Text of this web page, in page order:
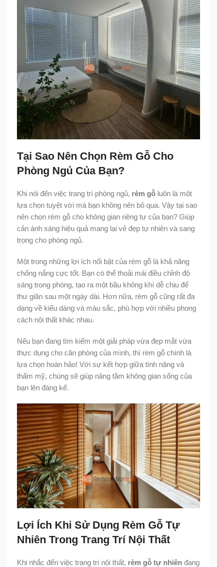
Tại Sao Nên Chọn Rèm Gỗ Cho
Phòng Ngủ Của Bạn?
Khi nói đến việc trang trí phòng ngủ, rèm gỗ luôn là một
lựa chọn tuyệt vời mà bạn không nên bỏ qua. Vậy tại sao
nên chọn rèm gỗ cho không gian riêng tư của bạn? Giúp
cản ánh sáng hiệu quả mang lại vẻ đẹp tự nhiên và sang
trọng cho phòng ngủ.
Một trong những lợi ích nổi bật của rèm gỗ là khả năng
chống nắng cực tốt. Bạn có thể thoải mái điều chỉnh độ
sáng trong phòng, tạo ra một bầu không khí dễ chịu để
thư giãn sau một ngày dài. Hơn nữa, rèm gỗ cũng rất đa
dạng về kiểu dáng và màu sắc, phù hợp với nhiều phong
cách nội thất khác nhau.
Nếu bạn đang tìm kiếm một giải pháp vừa đẹp mắt vừa
thực dụng cho căn phòng của mình, thì rèm gỗ chính là
lựa chọn hoàn hảo! Với sự kết hợp giữa tính năng và
thẩm mỹ, chúng sẽ giúp nâng tầm không gian sống của
bạn lên đáng kể.
Lợi Ích Khi Sử Dụng Rèm Gỗ Tự
Nhiên Trong Trang Trí Nội Thất
Khi nhắc đến việc trang trí nội thất, rèm gỗ tự nhiên đang